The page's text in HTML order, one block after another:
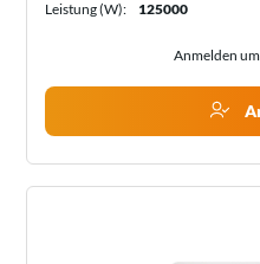
Leistung (W):
125000
Anmelden